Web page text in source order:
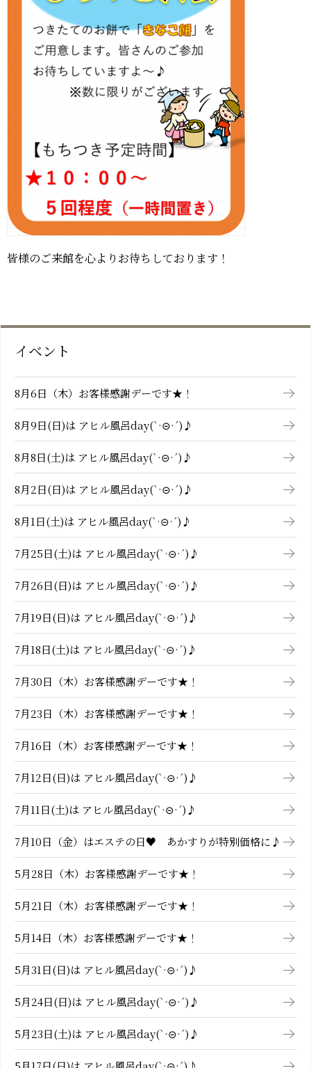
皆様のご来館を心よりお待ちしております！
イベント
8月6日（木）お客様感謝デーです★！
8月9日(日)は アヒル風呂day(`·⊝·´)♪
8月8日(土)は アヒル風呂day(`·⊝·´)♪
8月2日(日)は アヒル風呂day(`·⊝·´)♪
8月1日(土)は アヒル風呂day(`·⊝·´)♪
7月25日(土)は アヒル風呂day(`·⊝·´)♪
7月26日(日)は アヒル風呂day(`·⊝·´)♪
7月19日(日)は アヒル風呂day(`·⊝·´)♪
7月18日(土)は アヒル風呂day(`·⊝·´)♪
7月30日（木）お客様感謝デーです★！
7月23日（木）お客様感謝デーです★！
7月16日（木）お客様感謝デーです★！
7月12日(日)は アヒル風呂day(`·⊝·´)♪
7月11日(土)は アヒル風呂day(`·⊝·´)♪
7月10日（金）はエステの日♥ あかすりが特別価格に♪
5月28日（木）お客様感謝デーです★！
5月21日（木）お客様感謝デーです★！
5月14日（木）お客様感謝デーです★！
5月31日(日)は アヒル風呂day(`·⊝·´)♪
5月24日(日)は アヒル風呂day(`·⊝·´)♪
5月23日(土)は アヒル風呂day(`·⊝·´)♪